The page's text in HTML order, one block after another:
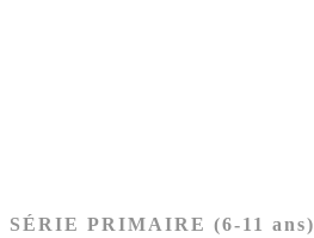
SÉRIE PRIMAIRE (6-11 ans)